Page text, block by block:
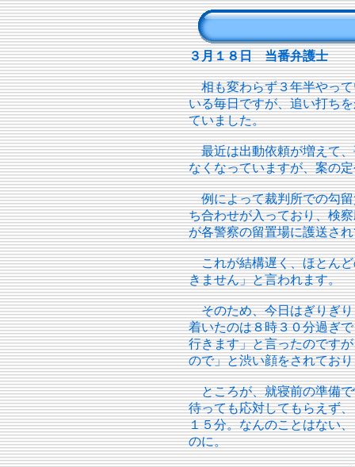
３月１８日 当番弁護士
相も変わらず３年半やって
いる毎日ですが、追い打ち
ていました。
最近は出動依頼が増えて、
なくなっていますが、案の
例によって裁判所での勾留
ち合わせが入っており、検
が各警察の留置場に護送さ
これが結構遅く、ほとんど
きません」と言われます。
そのため、今日はぎりぎり
着いたのは８時３０分過ぎ
行きます」と言ったのです
ので」と渋い顔をされてお
ところが、就寝前の準備で
待っても応対してもらえず
１５分。なんのことはない
のに。